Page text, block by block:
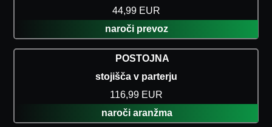
44,99 EUR
naroči prevoz
POSTOJNA
stojišča v parterju
116,99 EUR
naroči aranžma